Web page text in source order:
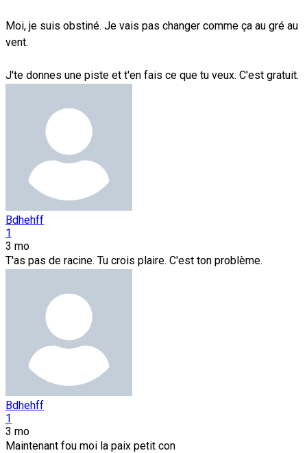
Moi, je suis obstiné. Je vais pas changer comme ça au gré au
vent.
J'te donnes une piste et t'en fais ce que tu veux. C'est gratuit.
Bdhehff
1
3 mo
T'as pas de racine. Tu crois plaire. C'est ton problème.
Bdhehff
1
3 mo
Maintenant fou moi la paix petit con